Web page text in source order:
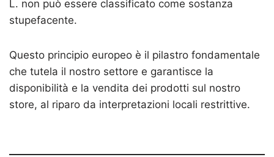
L. non può essere classificato come sostanza
stupefacente.
Questo principio europeo è il pilastro fondamentale
che tutela il nostro settore e garantisce la
disponibilità e la vendita dei prodotti sul nostro
store, al riparo da interpretazioni locali restrittive.